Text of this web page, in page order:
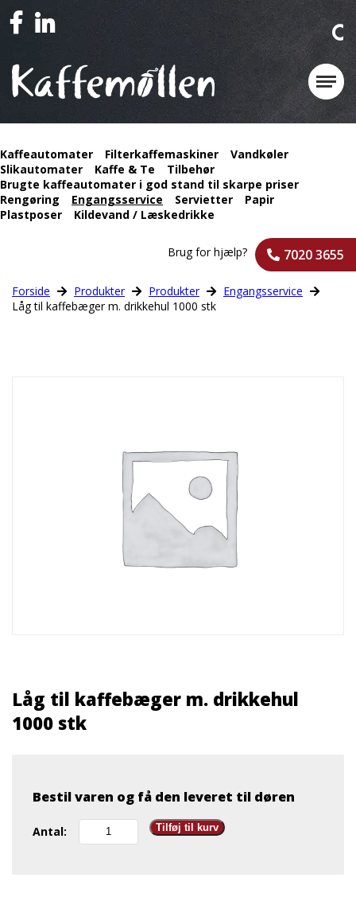
Kaffeautomater Filterkaffemaskiner
Vandkøler
Slikautomater
Kaffe & Te
Tilbehør
Brugte kaffeautomater i god stand til skarpe priser
Rengøring
Engangsservice Servietter
Papir
Plastposer
Kildevand / Læskedrikke
Brug for hjælp? 7020 3655
Forside Produkter Produkter
Engangsservice
Låg til kaffebæger m. drikkehul 1000 stk
Låg til kaffebæger m. drikkehul
1000 stk
Bestil varen og få den leveret til døren
Antal:
Låg
til
Tilføj til kurv